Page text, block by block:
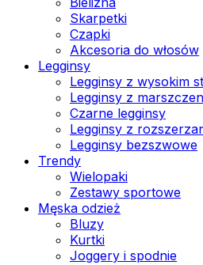
Skarpetki
Czapki
Akcesoria do włosów
Legginsy
Legginsy z wysokim
Legginsy z
Czarne legginsy
Legginsy z
Legginsy bezszwowe
Trendy
Wielopaki
Zestawy sportowe
Męska odzież
Bluzy
Kurtki
Joggery i spodnie